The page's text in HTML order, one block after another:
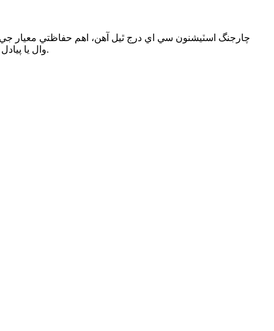
تنظيم جي سخت ضرورتن کي پورا ڪندي. EVC10 وال يا پيادل جبل جي ترتيب ۾ موجود آهي ۽ معياري 5 يا 8 ميٽر ڪيبل جي ڊيگهه کي سپورٽ ڪري ٿو.